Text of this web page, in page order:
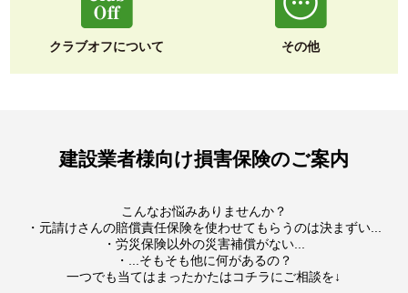
クラブオフについて その他
建設業者様向け損害保険のご案内
こんなお悩みありませんか？
・元請けさんの賠償責任保険を使わせてもらうのは決まずい...
・労災保険以外の災害補償がない...
・...そもそも他に何があるの？
一つでも当てはまったかたはコチラにご相談を↓